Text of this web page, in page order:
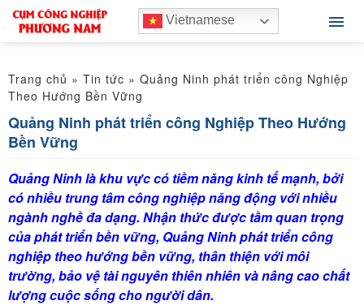
Vietnamese
Trang chủ » Tin tức » Quảng Ninh phát triển công Nghiệp
Theo Hướng Bền Vững
Quảng Ninh phát triển công Nghiệp Theo Hướng
Bền Vững
Quảng Ninh là khu vực có tiềm năng kinh tế mạnh, bởi
có nhiều trung tâm công nghiệp năng động với nhiều
ngành nghề đa dạng. Nhận thức được tầm quan trọng
của phát triển bền vững, Quảng Ninh phát triển công
nghiệp theo hướng bền vững, thân thiện với môi
trường, bảo vệ tài nguyên thiên nhiên và nâng cao chất
lượng cuộc sống cho người dân.